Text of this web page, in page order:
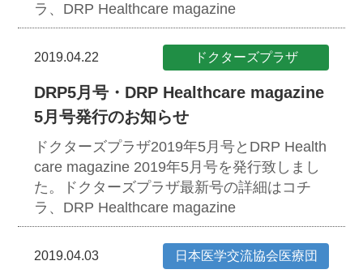
ラ、DRP Healthcare magazine
2019.04.22 ドクターズプラザ
DRP5月号・DRP Healthcare magazine
5月号発行のお知らせ
ドクターズプラザ2019年5月号とDRP Health
care magazine 2019年5月号を発行致しまし
た。ドクターズプラザ最新号の詳細はコチ
ラ、DRP Healthcare magazine
2019.04.03 日本医学交流協会医療団